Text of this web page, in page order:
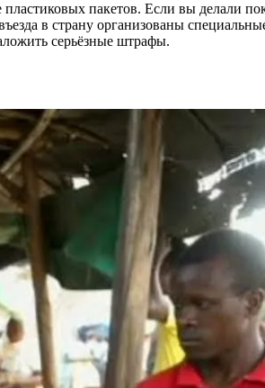
пакетов. Если вы делали
в страну организованы
серьёзные штрафы.